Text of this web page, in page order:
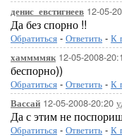
денис_евстигнеев 12-05-
Да без спорно !!
Обратиться - Ответить - К
хаммммяк12-05-2008-
беспорно))
Обратиться - Ответить - К
Вассай 12-05-2008-20:20
Да с этим не
Обратиться - Ответить - К